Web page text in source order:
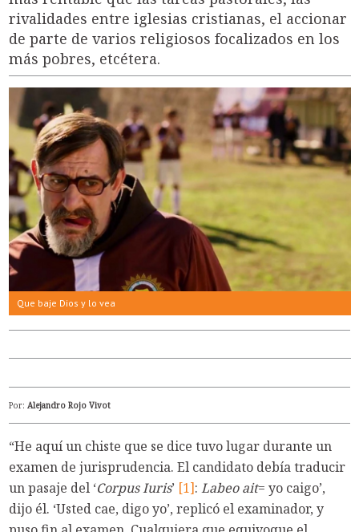
rivalidades entre iglesias cristianas, el accionar
de parte de varios religiosos focalizados en los
más pobres, etcétera.
Que baje Dios y lo vea
Por: Alejandro Rojo Vivot
“He aquí un chiste que se dice tuvo lugar durante un
examen de jurisprudencia. El candidato debía traducir
un pasaje del ʻCorpus Iurisʼ [1]: Labeo ait= yo caigoʼ,
dijo él. ʻUsted cae, digo yoʼ, replicó el examinador, y